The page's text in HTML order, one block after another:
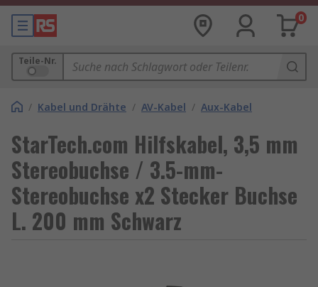
0
Teile-Nr.
/ Kabel und Drähte / AV-Kabel / Aux-Kabel
StarTech.com Hilfskabel, 3,5 mm
Stereobuchse / 3.5-mm-
Stereobuchse x2 Stecker Buchse
L. 200 mm Schwarz